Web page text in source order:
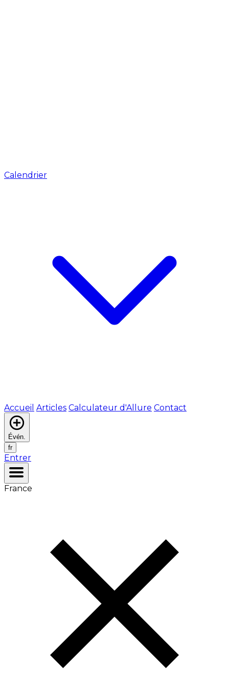
Calendrier
Accueil Articles Calculateur d'Allure Contact
Évén.
fr
Entrer
France